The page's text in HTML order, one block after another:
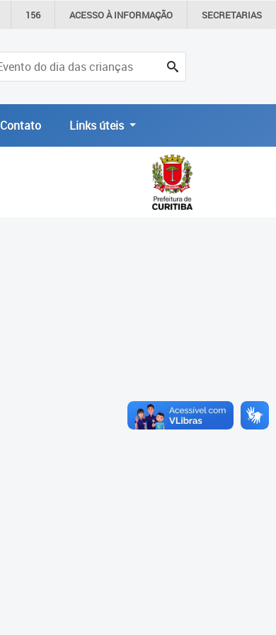
156 ACESSO ÀINFORMAÇÃO SECRETARIAS
Contato Links úteis